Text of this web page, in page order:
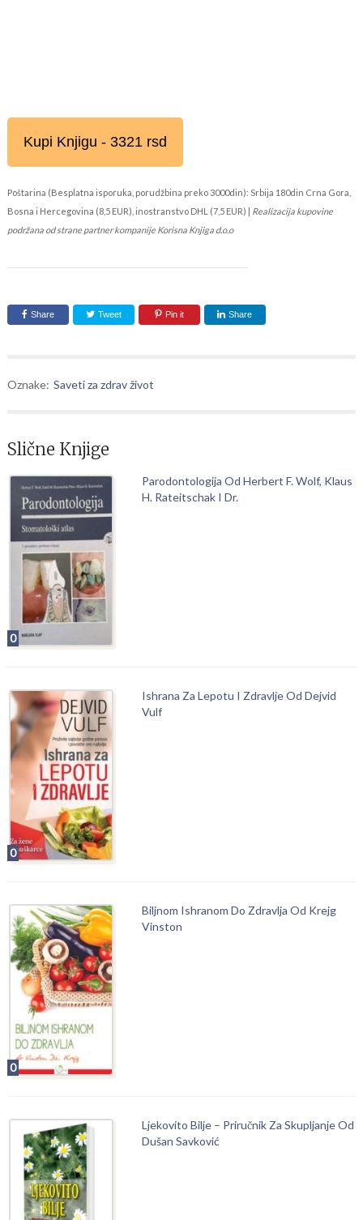
Kupi Knjigu - 3321 rsd
Poštarina (Besplatna isporuka, porudžbina preko 3000din): Srbija 180din Crna Gora,
Bosna i Hercegovina (8,5 EUR), inostranstvo DHL (7,5 EUR) | Realizacija kupovine
podržana od strane partner kompanije Korisna Knjiga d.o.o
Share Tweet Pin it Share
Oznake: Saveti za zdrav život
Slične Knjige
0
Parodontologija Od Herbert F. Wolf, Klaus
H. Rateitschak I Dr.
0
Ishrana Za Lepotu I Zdravlje Od Dejvid
Vulf
0
Biljnom Ishranom Do Zdravlja Od Krejg
Vinston
Ljekovito Bilje – Priručnik Za Skupljanje Od
Dušan Savković